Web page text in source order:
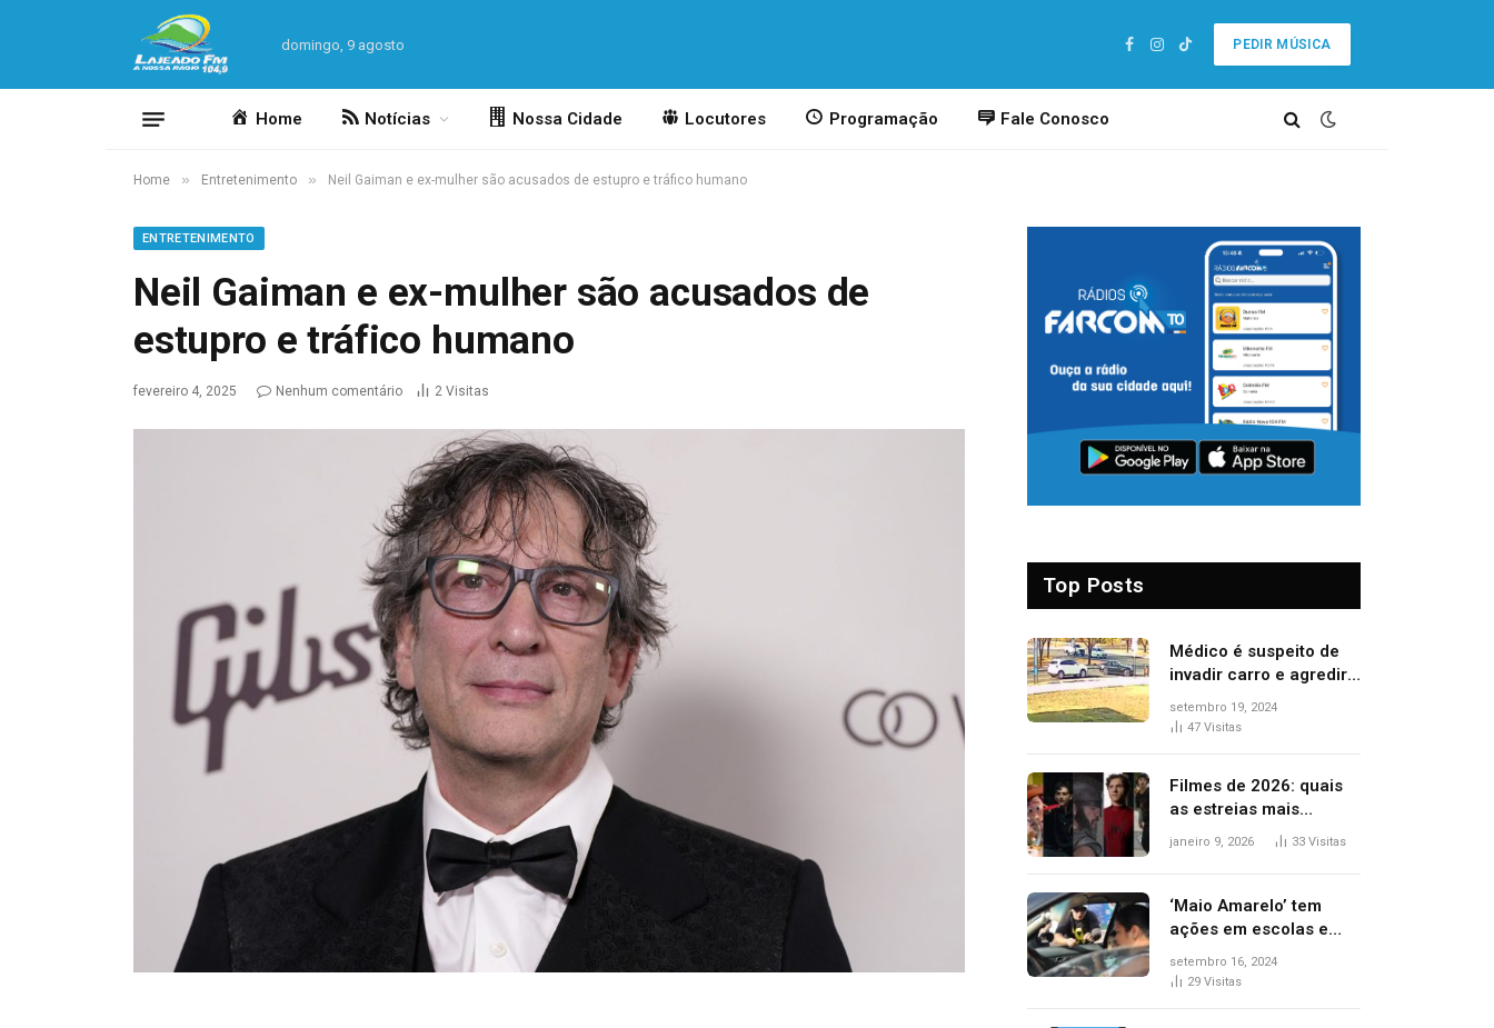
domingo, 9 agosto
Facebook
Instagram
TikTok
PEDIR MÚSICA
Home Notícias Nossa Cidade Locutores Programação Fale Conosco
Home » Entretenimento » Neil Gaiman e ex-mulher são acusados de estupro e tráfico humano
ENTRETENIMENTO
Neil Gaiman e ex-mulher são acusados de
estupro e tráfico humano
fevereiro 4, 2025 Nenhum comentário 2 Visitas
Top Posts
Médico é suspeito de
invadir carro e agredir
delegado aposentado
durante confusão no
setembro 19, 2024
47 Visitas
Filmes de 2026: quais
as estreias mais
aguardadas do ano?
janeiro 9, 2026 33 Visitas
‘Maio Amarelo’ tem
ações em escolas e
ruas para prevenir
acidentes no trânsito
setembro 16, 2024
29 Visitas